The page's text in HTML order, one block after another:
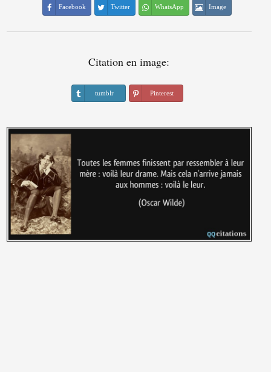
Facebook Twitter WhatsApp Image
Citation en image:
tumblr Pinterest